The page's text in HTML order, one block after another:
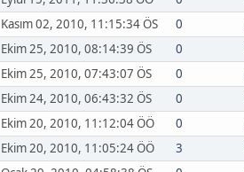
Kasım 02, 2010, 11:15:34 ÖS 0
Ekim 25, 2010, 08:14:39 ÖS 0
Ekim 25, 2010, 07:43:07 ÖS 0
Ekim 24, 2010, 06:43:32 ÖS 0
Ekim 20, 2010, 11:12:04 ÖÖ 0
Ekim 20, 2010, 11:05:24 ÖÖ 3